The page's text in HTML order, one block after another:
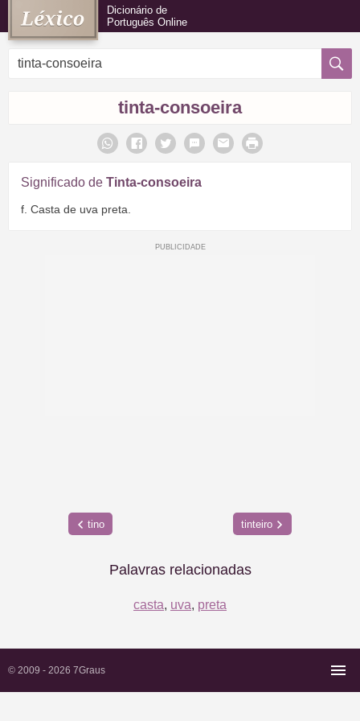
Dicionário de
Português Online
tinta-consoeira
Significado de Tinta-consoeira
f. Casta de uva preta.
tino tinteiro
Palavras relacionadas
casta, uva, preta
© 2009 - 2026 7Graus